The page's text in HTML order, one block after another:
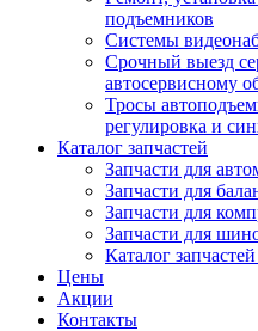
подъемников
Системы
Срочный выезд
автосервисному
Тросы
регулировка и
Каталог запчастей
Запчасти для
Запчасти для
Запчасти для
Запчасти для
Каталог
Цены
Акции
Контакты